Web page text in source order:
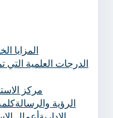
المزايا
الدرجات العلمية التي
مركز
الرؤية والرسالة